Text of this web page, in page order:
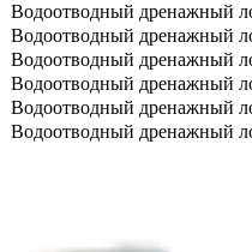
Водоотводный дренажный
Водоотводный дренажный
Водоотводный дренажный
Водоотводный дренажный
Водоотводный дренажный
Водоотводный дренажный